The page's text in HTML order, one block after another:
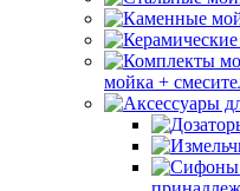
мойка +